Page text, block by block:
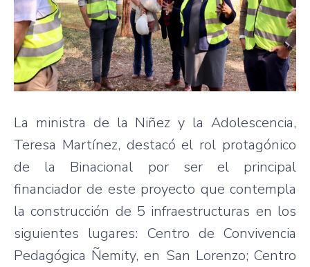
La ministra de la Niñez y la Adolescencia,
Teresa Martínez, destacó el rol protagónico
de la Binacional por ser el principal
financiador de este proyecto que contempla
la construcción de 5 infraestructuras en los
siguientes lugares: Centro de Convivencia
Pedagógica Ñemity, en San Lorenzo; Centro